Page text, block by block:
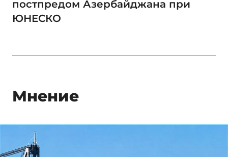
постпредом Азербайджана при
ЮНЕСКО
Мнение